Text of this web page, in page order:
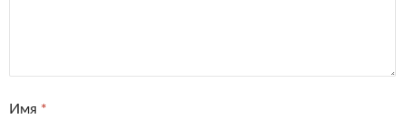
Имя *